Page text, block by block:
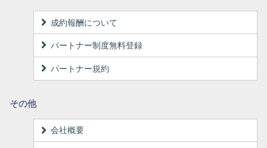
成約報酬について
パートナー制度無料登録
パートナー規約
その他
会社概要